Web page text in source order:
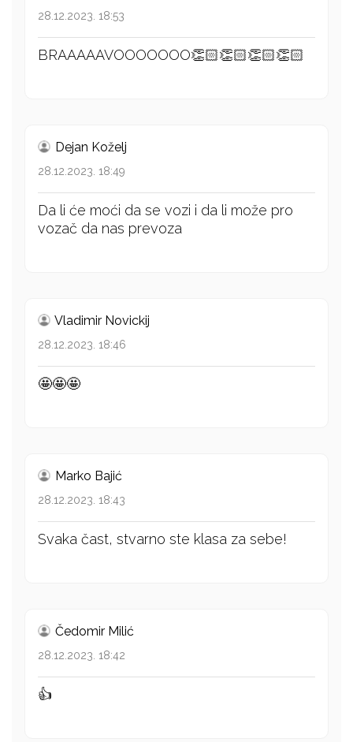
28.12.2023. 18:53
BRAAAAAVOOOOOOO👏🏻👏🏻👏🏻👏🏻
Dejan Koželj
28.12.2023. 18:49
Da li će moći da se vozi i da li može pro
vozač da nas prevoza
Vladimir Novickij
28.12.2023. 18:46
🤩🤩🤩
Marko Bajić
28.12.2023. 18:43
Svaka čast, stvarno ste klasa za sebe!
Čedomir Milić
28.12.2023. 18:42
👍